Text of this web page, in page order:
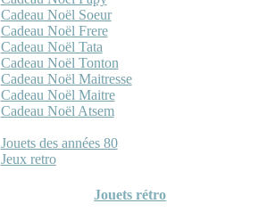
Cadeau Noël Soeur
Cadeau Noël Frere
Cadeau Noël Tata
Cadeau Noël Tonton
Cadeau Noël Maitresse
Cadeau Noël Maitre
Cadeau Noël Atsem
Jouets des années 80
Jeux retro
Jouets rétro